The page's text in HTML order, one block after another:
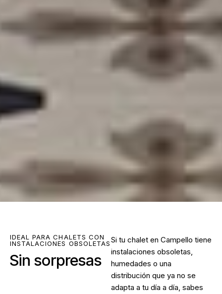
IDEAL PARA CHALETS CON
INSTALACIONES OBSOLETAS
Sin sorpresas
Si tu chalet en Campello tiene
instalaciones obsoletas,
humedades o una
distribución que ya no se
adapta a tu día a día, sabes